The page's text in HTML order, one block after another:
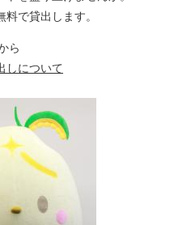
で貸出します。
ら
しについて